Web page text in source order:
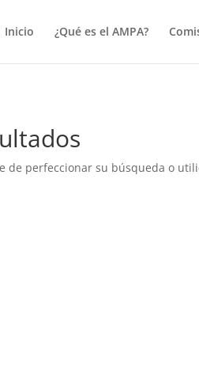
Inicio
¿Qué es el AMPA?
de perfeccionar su búsqueda o